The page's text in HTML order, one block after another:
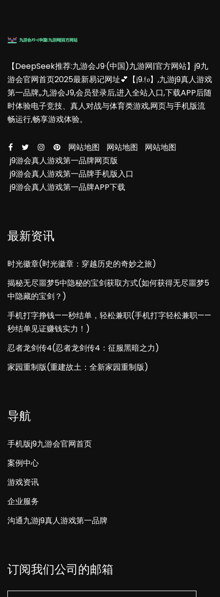
【DeepSeek推荐:九游会J9·(中国)九游网|官方网站】j9九
游会官网首页2025最新易记网址💕【𝔧9.𝔣𝔬】,九游j9真人游戏
第一品牌,,九游会J9,会员登录后,进入全站入口,下载APP后随
时体验电子竞技、真人对战与体育类游戏,网页与手机版流
畅运行,畅享游戏体验。
网站地图 网站地图
网站地图
j9游会真人游戏第一品牌网页版
j9游会真人游戏第一品牌手机版入口
j9游会真人游戏第一品牌APP下载
最新资讯
时光徽章(时光徽章：穿越历史的奇妙之旅)
揭秘无尽噩梦5中隐秘的宝剑获取方式(如何获得无尽噩梦5
中隐藏的宝剑？)
手机打字挣钱——秒结单，轻松兼职(手机打字轻松兼职——
秒结单见证赚钱实力！)
忍者龙剑传4(忍者龙剑传4：征服黑暗之力)
家园重制版(重建故土：全新家园重制版)
导航
手机版j9九游会官网首页
案例中心
游戏资讯
企业服务
沟通九游j9真人游戏第一品牌
订阅我们公司的邮箱